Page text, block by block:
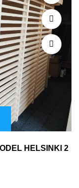
HELSINKI 2